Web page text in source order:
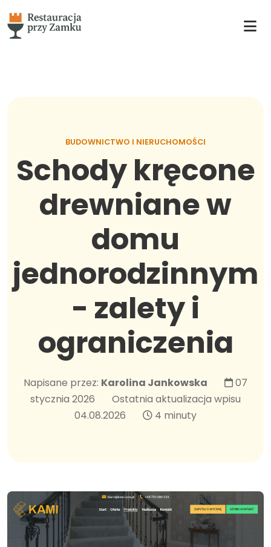
BUDOWNICTWO I NIERUCHOMOŚCI
Schody kręcone
drewniane w
domu
jednorodzinnym
- zalety i
ograniczenia
Napisane przez: Karolina Jankowska
07
stycznia 2026
Ostatnia aktualizacja wpisu
04.08.2026
4 minuty